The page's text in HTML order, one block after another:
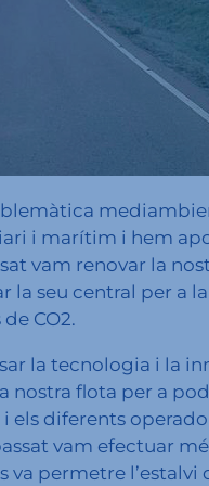
i marítim i hem
vam renovar la
seu central per a
CO2.
la tecnologia i la
nostra flota per a
diferents
vam efectuar
permetre l’estalvi